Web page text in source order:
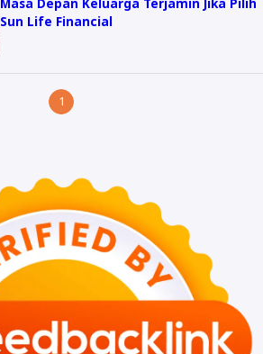
Sun Life Financial
1